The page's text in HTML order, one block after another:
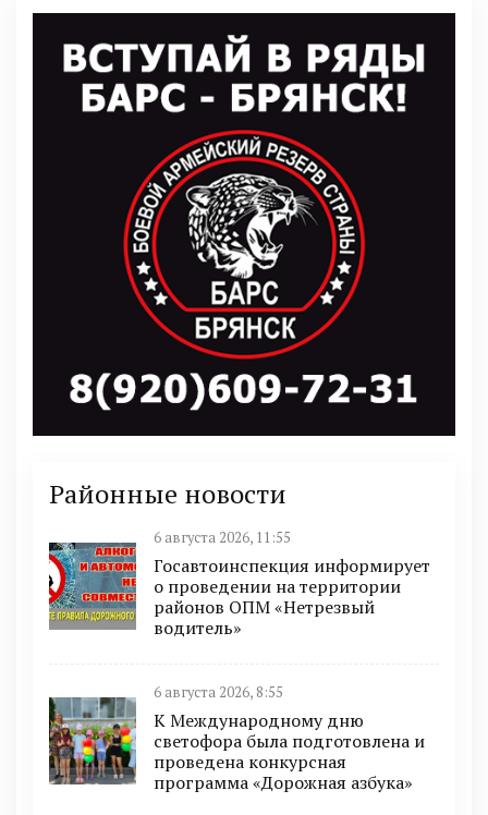
Районные новости
6 августа 2026, 11:55
Госавтоинспекция информирует
о проведении на территории
районов ОПМ «Нетрезвый
водитель»
6 августа 2026, 8:55
К Международному дню
светофора была подготовлена и
проведена конкурсная
программа «Дорожная азбука»